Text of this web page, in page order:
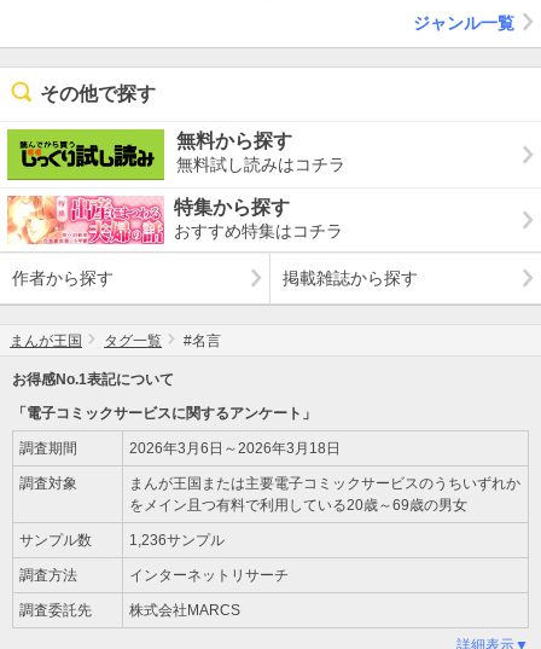
ジャンル一覧
その他で探す
無料から探す
無料試し読みはコチラ
特集から探す
おすすめ特集はコチラ
作者から探す 掲載雑誌から探す
まんが王国 タグ一覧 #名言
お得感No.1表記について
「電子コミックサービスに関するアンケート」
調査期間 2026年3月6日～2026年3月18日
調査対象
まんが王国または主要電子コミックサービスのうちいずれか
をメイン且つ有料で利用している20歳～69歳の男女
サンプル数 1,236サンプル
調査方法 インターネットリサーチ
調査委託先 株式会社MARCS
詳細表示▼